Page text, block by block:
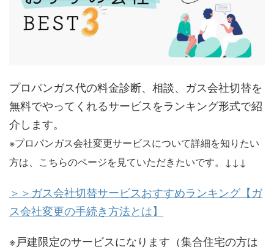
プロパンガス代の料金診断、相談、ガス会社切替を
無料でやってくれるサービスをランキング形式で紹
介します。
※プロパンガス会社変更サービスについて詳細を知りたい
方は、こちらのページを見ていただきたいです。↓↓↓
＞＞ガス会社切替サービスおすすめランキング【ガ
ス会社変更の手続き方法とは】
※戸建限定のサービスになります（集合住宅の方は